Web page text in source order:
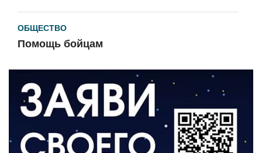
ОБЩЕСТВО
Помощь бойцам
ВЛАСТЬ
«Второй старт» для ветеранов СВО